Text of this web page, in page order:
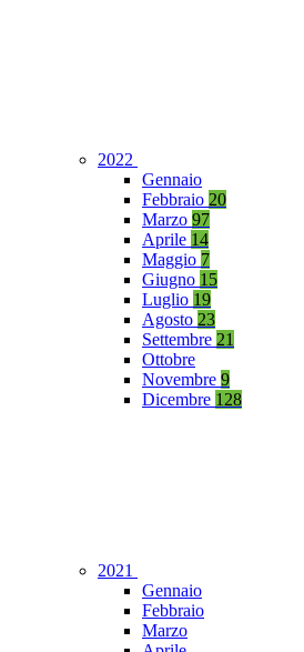
2022
Gennaio
Febbraio 20
Marzo 97
Aprile 14
Maggio 7
Giugno 15
Luglio 19
Agosto 23
Settembre 21
Ottobre
Novembre 9
Dicembre 128
2021
Gennaio
Febbraio
Marzo